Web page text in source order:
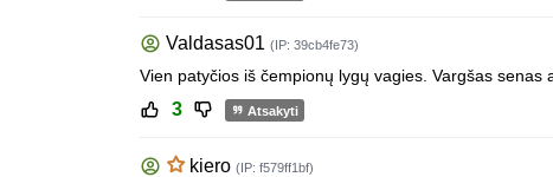
Valdasas01 (IP: 39cb4fe73)
Vien patyčios iš čempionų lygų vagies. Vargšas senas
3 Atsakyti
kiero (IP: f579ff1bf)